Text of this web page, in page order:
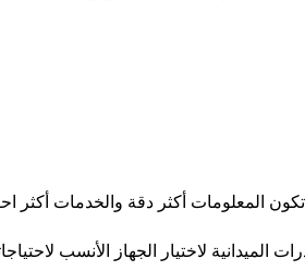
المعلومات أكثر دقة والخدمات أكثر
الميدانية لاختيار الجهاز الأنسب